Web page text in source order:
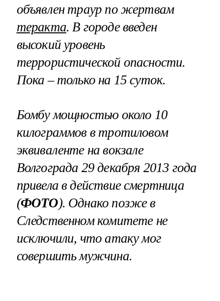
объявлен траур по жертвам
теракта. В городе введен
высокий уровень
террористической опасности.
Пока – только на 15 суток.
Бомбу мощностью около 10
килограммов в тротиловом
эквиваленте на вокзале
Волгограда 29 декабря 2013 года
привела в действие смертница
(ФОТО). Однако позже в
Следственном комитете не
исключили, что атаку мог
совершить мужчина.